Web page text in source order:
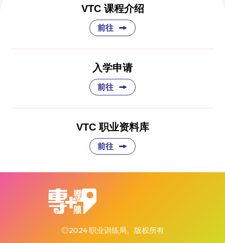
VTC 课程介绍
前往
入学申请
前往
VTC 职业资料库
前往
◎2024 职业训练局。版权所有